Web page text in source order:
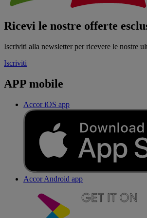
Ricevi le nostre offerte
Iscriviti alla newsletter per ricevere le nostre
Iscriviti
APP mobile
Accor iOS app
Accor Android app